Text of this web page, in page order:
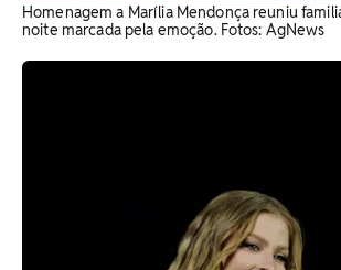
Homenagem a Marília Mendonça reuniu
noite marcada pela emoção. Fotos: AgNews